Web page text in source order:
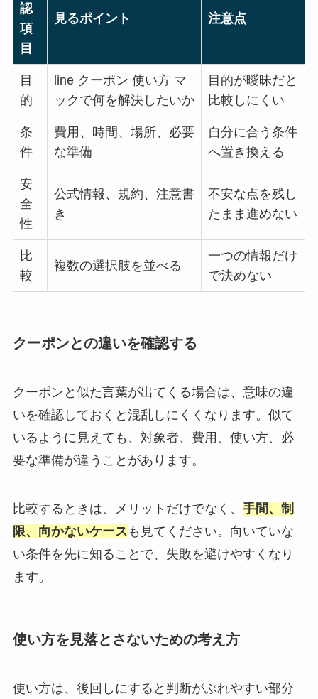
認
項
目
見るポイント 注意点
目
的
line クーポン 使い方 マ
ックで何を解決したいか
目的が曖昧だと
比較しにくい
条
件
費用、時間、場所、必要
な準備
自分に合う条件
へ置き換える
安
全
性
公式情報、規約、注意書
き
不安な点を残し
たまま進めない
比
較
複数の選択肢を並べる
一つの情報だけ
で決めない
クーポンとの違いを確認する
クーポンと似た言葉が出てくる場合は、意味の違
いを確認しておくと混乱しにくくなります。似て
いるように見えても、対象者、費用、使い方、必
要な準備が違うことがあります。
比較するときは、メリットだけでなく、 手間、制
限、向かないケース も見てください。向いていな
い条件を先に知ることで、失敗を避けやすくなり
ます。
使い方を見落とさないための考え方
使い方は、後回しにすると判断がぶれやすい部分